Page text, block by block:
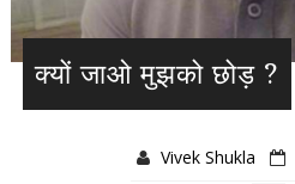
क्यों जाओ मुझको छोड़ ?
Vivek Shukla